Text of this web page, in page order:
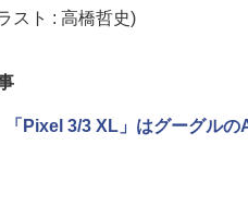
スト : 高橋哲史)
「Pixel 3/3 XL」はグーグル